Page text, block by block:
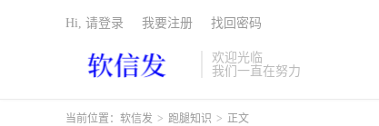
欢迎光临
我们一直在努力
Hi, 请登录 我要注册 找回密码
当前位置： 软信发 > 跑腿知识 > 正文